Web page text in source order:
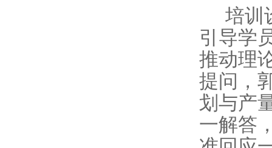
培训
引导学
推动理
提问，
划与产
一解答